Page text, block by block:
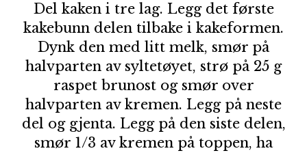
Del kaken i tre lag. Legg det første
kakebunn delen tilbake i kakeformen.
Dynk den med litt melk, smør på
halvparten av syltetøyet, strø på 25 g
raspet brunost og smør over
halvparten av kremen. Legg på neste
del og gjenta. Legg på den siste delen,
smør 1/3 av kremen på toppen, ha